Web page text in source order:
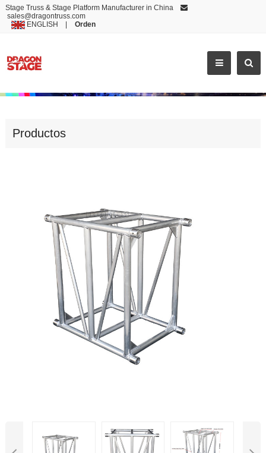
Stage Truss & Stage Platform Manufacturer in China
sales@dragontruss.com
ENGLISH
Orden
Productos